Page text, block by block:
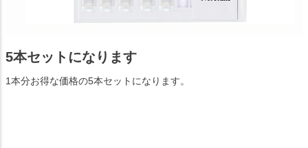
5本セットになります
1本分お得な価格の5本セットになります。